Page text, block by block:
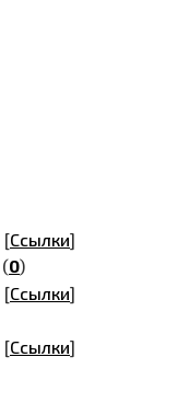
[Ссылки]
(0)
[Ссылки]
[Ссылки]